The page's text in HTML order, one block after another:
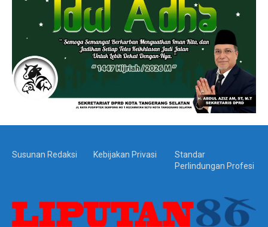
Susunan Redaksi Kebijakan Privasi
Standar
Perlindungan Profesi